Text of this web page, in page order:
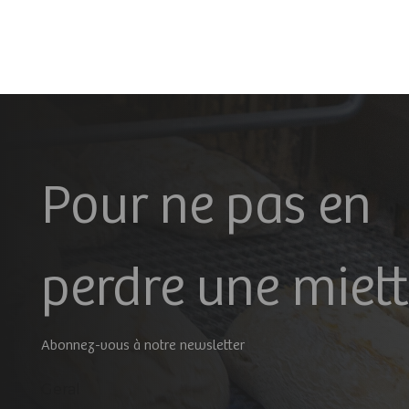
Pour ne pas en
perdre une
Abonnez-vous à notre newsletter